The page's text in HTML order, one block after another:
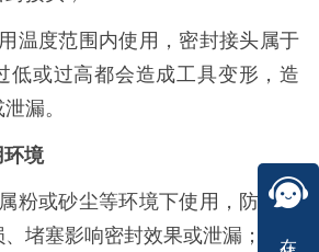
温度范围内使用，密封接头属于
低或过高都会造成工具变形，造
漏。
环境
粉或砂尘等环境下使用，防止对
堵塞影响密封效果或泄漏； 在线咨询